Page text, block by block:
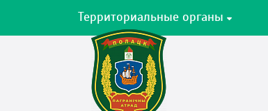
Территориальные органы